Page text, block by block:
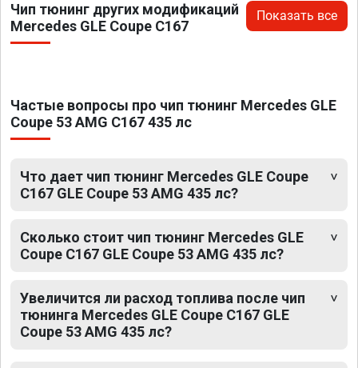
Чип тюнинг других модификаций
Mercedes GLE Coupe C167
Показать все
Частые вопросы про чип тюнинг Mercedes GLE
Coupe 53 AMG C167 435 лс
Что дает чип тюнинг Mercedes GLE Coupe
C167 GLE Coupe 53 AMG 435 лс?
Сколько стоит чип тюнинг Mercedes GLE
Coupe C167 GLE Coupe 53 AMG 435 лс?
Увеличится ли расход топлива после чип
тюнинга Mercedes GLE Coupe C167 GLE
Coupe 53 AMG 435 лс?